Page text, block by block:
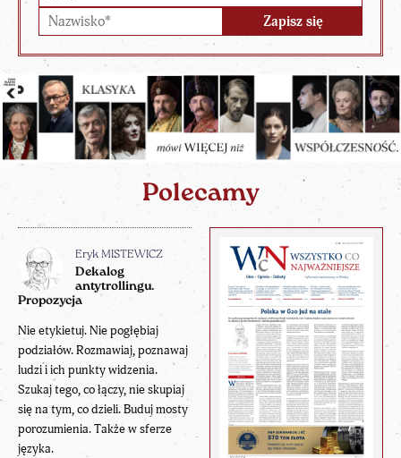
Polecamy
Eryk MISTEWICZ
Dekalog
antytrollingu.
Propozycja
Nie etykietuj. Nie pogłębiaj
podziałów. Rozmawiaj, poznawaj
ludzi i ich punkty widzenia.
Szukaj tego, co łączy, nie skupiaj
się na tym, co dzieli. Buduj mosty
porozumienia. Także w sferze
języka.